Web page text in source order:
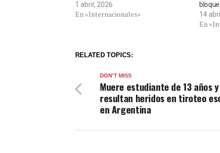
1 abril, 2026
En «Internacionales»
14
En
RELATED TOPICS:
DON'T MISS
Muere estudiante de 13 años
resultan heridos en tiroteo
en Argentina